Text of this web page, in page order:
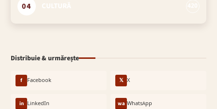
04
Distribuie & urmărește
f Facebook 𝕏 X
in LinkedIn wa WhatsApp